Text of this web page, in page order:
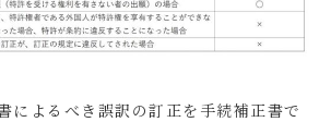
によるべき誤訳の訂正を手続補正書で